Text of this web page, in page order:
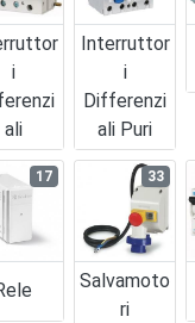
I
Ali
Interruttor
I
Differenzi
Ali Puri
17
Salvamoto
Ri
33